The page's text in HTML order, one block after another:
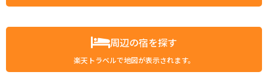
周辺の宿を探す
楽天トラベルで地図が表示されます。